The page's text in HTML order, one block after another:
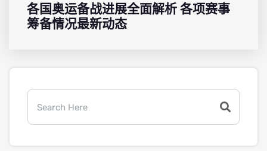
各国奥运备战进展全面解析 各项赛事
筹备情况最新动态